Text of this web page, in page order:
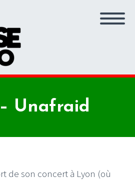
Unafraid
de son concert à Lyon (où